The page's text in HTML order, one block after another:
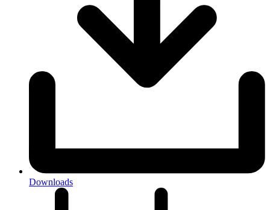
Downloads